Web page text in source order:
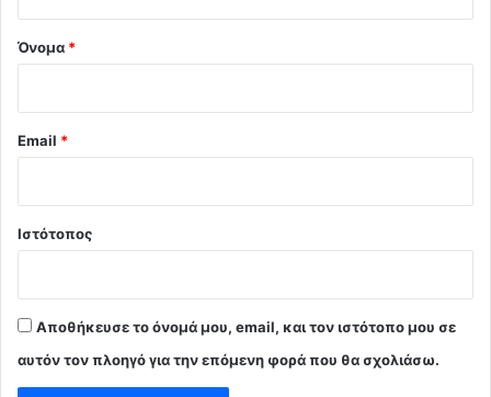
Όνομα *
Email *
Ιστότοπος
Αποθήκευσε το όνομά μου, email, και τον ιστότοπο μου σε
αυτόν τον πλοηγό για την επόμενη φορά που θα σχολιάσω.